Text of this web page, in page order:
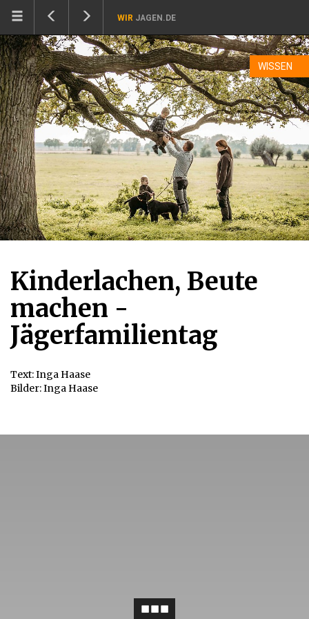
WIR JAGEN.DE
WISSEN
Kinderlachen, Beute
machen -
Jägerfamilientag
Text: Inga Haase
Bilder: Inga Haase